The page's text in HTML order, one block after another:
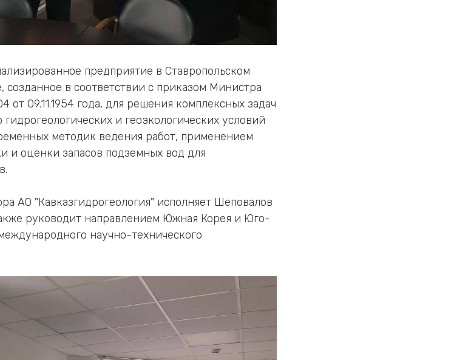
предприятие в Ставропольском
в соответствии с приказом Министра
09.11.1954 года, для решения комплексных задач
и геоэкологических условий
методик ведения работ, применением
и оценки запасов подземных вод для
АО "Кавказгидрогеология" исполняет Шеповалов
руководит направлением Южная Корея и Юго-
научно-технического